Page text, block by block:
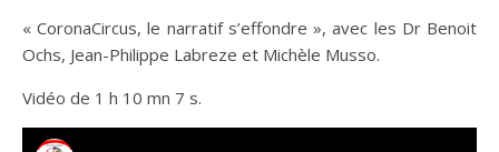
« CoronaCircus, le narratif s’effondre », avec les Dr Benoit
Ochs, Jean-Philippe Labreze et Michèle Musso.
Vidéo de 1 h 10 mn 7 s.